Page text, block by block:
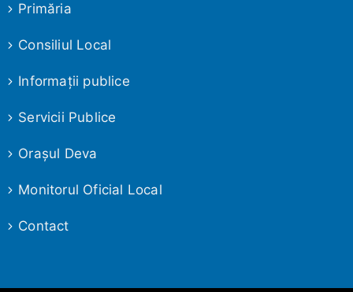
Primăria
Consiliul Local
Informaţii publice
Servicii Publice
Oraşul Deva
Monitorul Oficial Local
Contact